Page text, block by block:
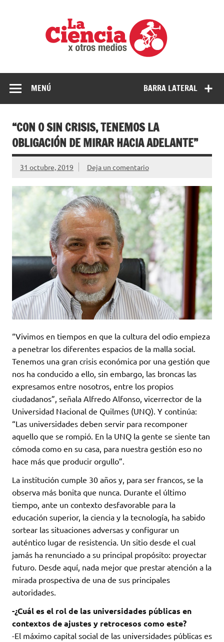
otros
BARRA LATERAL
MENÚ
“CON O SIN CRISIS, TENEMOS LA
OBLIGACIÓN DE MIRAR HACIA ADELANTE”
31 octubre, 2019 Deja un comentario
“Vivimos en tiempos en que la cultura del odio empieza
a penetrar los diferentes espacios de la malla social.
Tenemos una gran crisis económica por una gestión que
nos ha conducido a ello, sin embargo, las broncas las
expresamos entre nosotros, entre los propios
ciudadanos”, señala Alfredo Alfonso, vicerrector de la
Universidad Nacional de Quilmes (UNQ). Y continúa:
“Las universidades deben servir para recomponer
aquello que se rompió. En la UNQ la gente se siente tan
cómoda como en su casa, para nuestra gestión eso no
hace más que producir orgullo”.
La institución cumple 30 años y, para ser francos, se la
observa más bonita que nunca. Durante el último
tiempo, ante un contexto desfavorable para la
educación superior, la ciencia y la tecnología, ha sabido
sortear las situaciones adversas y configurar un
auténtico lugar de resistencia. Un sitio desde el cual
jamás ha renunciado a su principal propósito: proyectar
futuro. Desde aquí, nada mejor que prestar atención a la
mirada prospectiva de una de sus principales
autoridades.
-¿Cuál es el rol de las universidades públicas en
contextos de ajustes y retrocesos como este?
-El máximo capital social de las universidades públicas es